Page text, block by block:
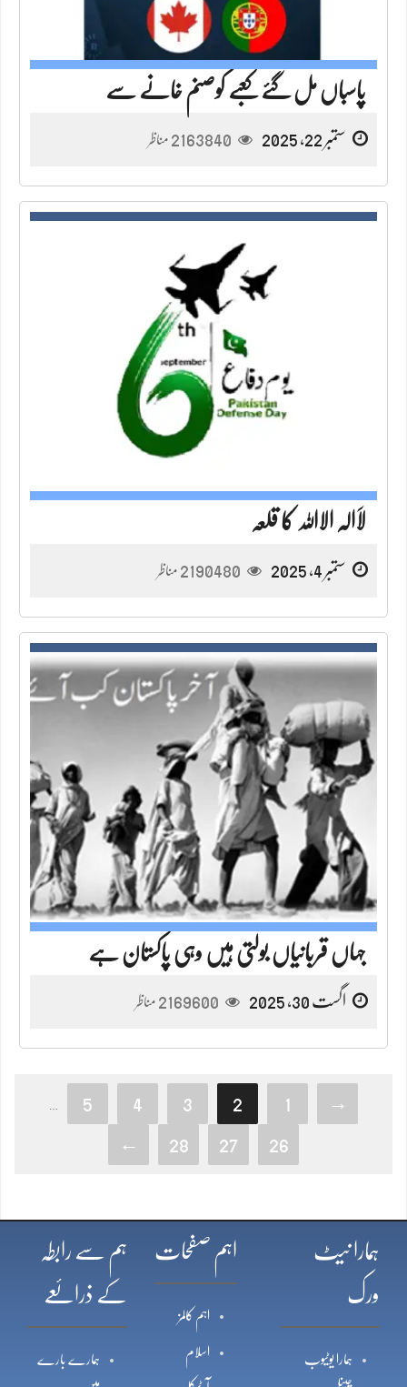
پاسباں مل گئے کعبے کوصنم خانے سے
ستمبر 22, 2025 2163840 مناظر
لَاالہ الااللہ کا قلعہ
ستمبر 4, 2025 2190480 مناظر
جہاں قربانیاں بولتی ہیں وہی پاکستان ہے
اگست 30, 2025 2169600 مناظر
→
1
2
3
4
5
26
27
28
←
ہمارا نیٹ
ورک
ہمارا یوٹیوب
اہم صفحات
اہم کالمز
اسلام
ہم سے رابطہ
کے ذرائعے
ہمارے بارے